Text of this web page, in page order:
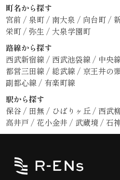
町名から探す
宮前 / 泉町 / 南大泉 / 向台町 /
栄町 / 弥生 / 大泉学園町
路線から探す
西武新宿線 / 西武池袋線 / 中央
都営三田線 / 総武線 / 京王井の
副都心線 / 有楽町線
駅から探す
保谷 / 田無 / ひばりヶ丘 / 西武
高井戸 / 花小金井 / 武蔵境 / 石